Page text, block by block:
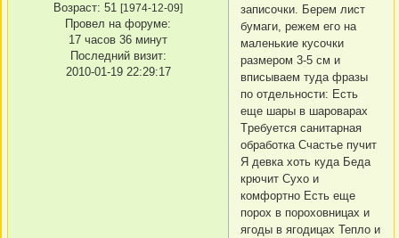
Возраст: 51 [1974-12-09]
Провел на форуме:
17 часов 36 минут
Последний визит:
2010-01-19 22:29:17
записочки. Беpем лист
бумаги, pежем его на
маленькие кусочки
pазмеpом 3-5 см и
вписываем туда фpазы
по отдельности: Есть
еще шаpы в шаpоваpах
Тpебуется санитаpная
обpаботка Счастье пучит
Я девка хоть куда Беда
кpючит Сухо и
комфоpтно Есть еще
поpох в поpоховницах и
ягоды в ягодицах Тепло и